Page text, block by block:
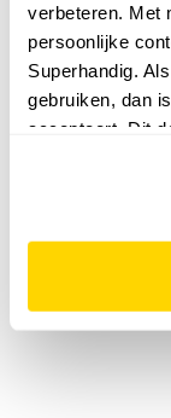
verbeteren. Met
persoonlijke
Superhandig.
gebruiken, dan
accepteert. Dit
website niet